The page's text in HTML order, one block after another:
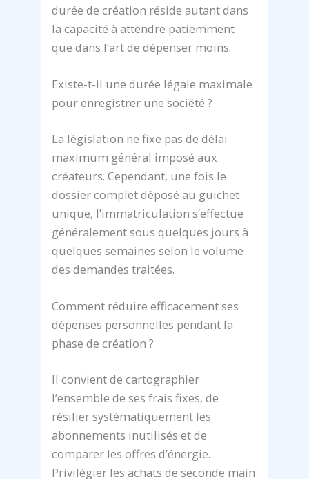
durée de création réside autant dans
la capacité à attendre patiemment
que dans l’art de dépenser moins.
Existe-t-il une durée légale maximale
pour enregistrer une société ?
La législation ne fixe pas de délai
maximum général imposé aux
créateurs. Cependant, une fois le
dossier complet déposé au guichet
unique, l’immatriculation s’effectue
généralement sous quelques jours à
quelques semaines selon le volume
des demandes traitées.
Comment réduire efficacement ses
dépenses personnelles pendant la
phase de création ?
Il convient de cartographier
l’ensemble de ses frais fixes, de
résilier systématiquement les
abonnements inutilisés et de
comparer les offres d’énergie.
Privilégier les achats de seconde main